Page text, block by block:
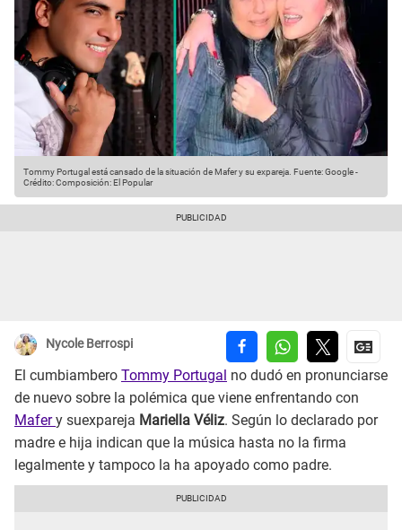
Tommy Portugal está cansado de la situación de Mafer y su expareja. Fuente: Google-
Crédito: Composición: El Popular
Nycole Berrospi
El cumbiambero Tommy Portugal no dudó en pronunciarse
de nuevo sobre la polémica que viene enfrentando con
Mafery suexpareja Mariella Véliz. Según lo declarado por
madre e hija indican que la música hasta no la firma
legalmente y tampoco la ha apoyado como padre.